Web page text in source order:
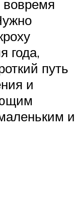
года,
путь
и
и